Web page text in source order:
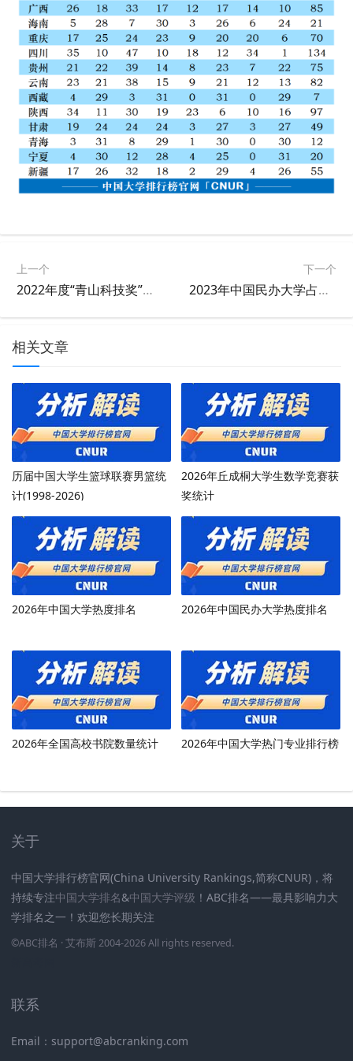
上一个
2022年度“青山科技奖”获奖人名单公布
下一个
2023年中国民办大学占地面积排名
相关文章
历届中国大学生篮球联赛男篮统
计(1998-2026)
2026年丘成桐大学生数学竞赛获
奖统计
2026年中国大学热度排名 2026年中国民办大学热度排名
2026年全国高校书院数量统计 2026年中国大学热门专业排行榜
关于
中国大学排行榜官网(China University Rankings,简称CNUR)，将
持续专注中国大学排名&中国大学评级 ！ABC排名——最具影响力大
学排名之一！欢迎您长期关注
©ABC排名 · 艾布斯 2004-2026 All rights reserved.
联系
Email：support@abcranking.com